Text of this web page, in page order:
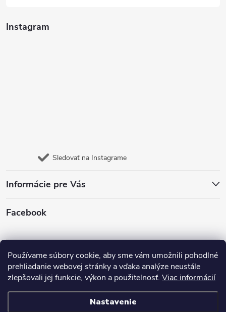
Používame súbory cookie, aby sme vám umožnili pohodlné
prehliadanie webovej stránky a vďaka analýze neustále
zlepšovali jej funkcie, výkon a použiteľnosť. Viac informácií
Nastavenie
Instagram
Sledovať na Instagrame
Informácie pre Vás
Facebook
Jazyk